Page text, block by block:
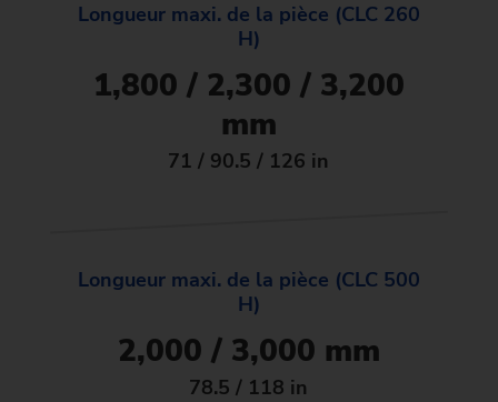
Longueur maxi. de la pièce (CLC 260
H)
1,800 / 2,300 / 3,200
mm
71 / 90.5 / 126 in
Longueur maxi. de la pièce (CLC 500
H)
2,000 / 3,000 mm
78.5 / 118 in